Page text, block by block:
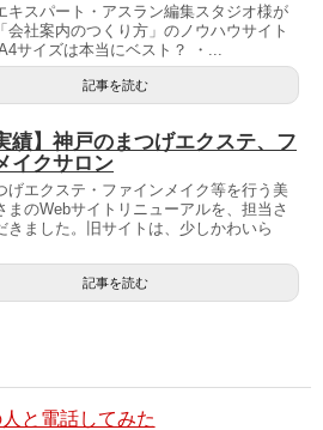
キスパート・アスラン編集スタジオ様が
会社案内のつくり方」のノウハウサイト
サイズは本当にベスト？ ・...
記事を読む
績】神戸のまつげエクステ、フ
イクサロン
げエクステ・ファインメイク等を行う美
まのWebサイトリニューアルを、担当さ
きました。旧サイトは、少しかわいら
記事を読む
と電話してみた